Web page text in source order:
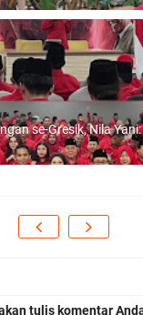
se-Gresik, Nila
tulis komentar